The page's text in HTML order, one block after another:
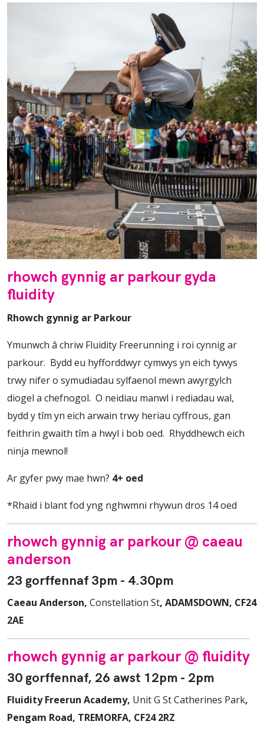
rhowch gynnig ar parkour gyda
fluidity
Rhowch gynnig ar Parkour
Ymunwch â chriw Fluidity Freerunning i roi cynnig ar
parkour. Bydd eu hyfforddwyr cymwys yn eich tywys
trwy nifer o symudiadau sylfaenol mewn awyrgylch
diogel a chefnogol. O neidiau manwl i rediadau wal,
bydd y tîm yn eich arwain trwy heriau cyffrous, gan
feithrin gwaith tîm a hwyl i bob oed. Rhyddhewch eich
ninja mewnol!
Ar gyfer pwy mae hwn? 4+ oed
*Rhaid i blant fod yng nghwmni rhywun dros 14 oed
rhowch gynnig ar parkour @ caeau
anderson
23 gorffennaf 3pm - 4.30pm
Caeau Anderson, Constellation St, ADAMSDOWN, CF24
2AE
rhowch gynnig ar parkour @ fluidity
30 gorffennaf, 26 awst 12pm - 2pm
Fluidity Freerun Academy, Unit G St Catherines Park,
Pengam Road, TREMORFA, CF24 2RZ